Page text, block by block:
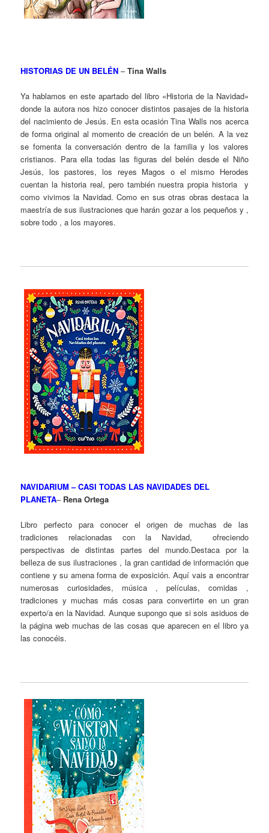
HISTORIAS DE UN BELÉN –Tina Walls
Ya hablamos en este apartado del libro «Historia de la Navidad»
donde la autora nos hizo conocer distintos pasajes de la historia
del nacimiento de Jesús. En esta ocasión Tina Walls nos acerca
de forma original al momento de creación de un belén. A la vez
se fomenta la conversación dentro de la familia y los valores
cristianos. Para ella todas las figuras del belén desde el Niño
Jesús, los pastores, los reyes Magos o el mismo Herodes
cuentan la historia real, pero también nuestra propia historia y
como vivimos la Navidad. Como en sus otras obras destaca la
maestría de sus ilustraciones que harán gozar a los pequeños y ,
sobre todo , a los mayores.
NAVIDARIUM – CASI TODAS LAS NAVIDADES DEL
PLANETA– Rena Ortega
Libro perfecto para conocer el origen de muchas de las
tradiciones relacionadas con la Navidad, ofreciendo
perspectivas de distintas partes del mundo.Destaca por la
belleza de sus ilustraciones , la gran cantidad de información que
contiene y su amena forma de exposición. Aquí vais a encontrar
numerosas curiosidades, música , películas, comidas ,
tradiciones y muchas más cosas para convertirte en un gran
experto/a en la Navidad. Aunque supongo que si sois asiduos de
la página web muchas de las cosas que aparecen en el libro ya
las conocéis.